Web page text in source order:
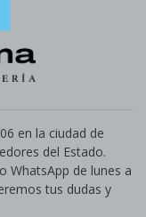
en la ciudad de
del Estado.
WhatsApp de lunes a
tus dudas y